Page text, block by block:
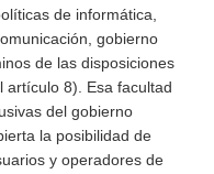
de informática,
gobierno
de las disposiciones
artículo 8). Esa facultad
del gobierno
la posibilidad de
y operadores de